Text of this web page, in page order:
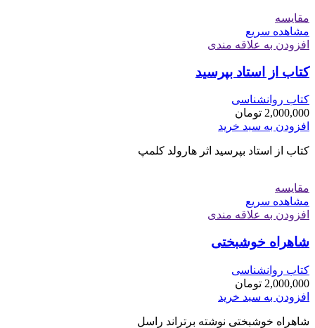
مقایسه
مشاهده سریع
افزودن به علاقه مندی
کتاب از استاد بپرسید
کتاب روانشناسی
2,000,000 تومان
افزودن به سبد خرید
کتاب از استاد بپرسید اثر هارولد کلمپ
مقایسه
مشاهده سریع
افزودن به علاقه مندی
شاهراه خوشبختی
کتاب روانشناسی
2,000,000 تومان
افزودن به سبد خرید
شاهراه خوشبختی نوشته برتراند راسل